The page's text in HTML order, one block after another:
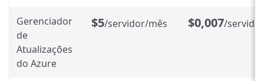
Gerenciador
de
Atualizações
do Azure
$5/servidor/mês $0,007/